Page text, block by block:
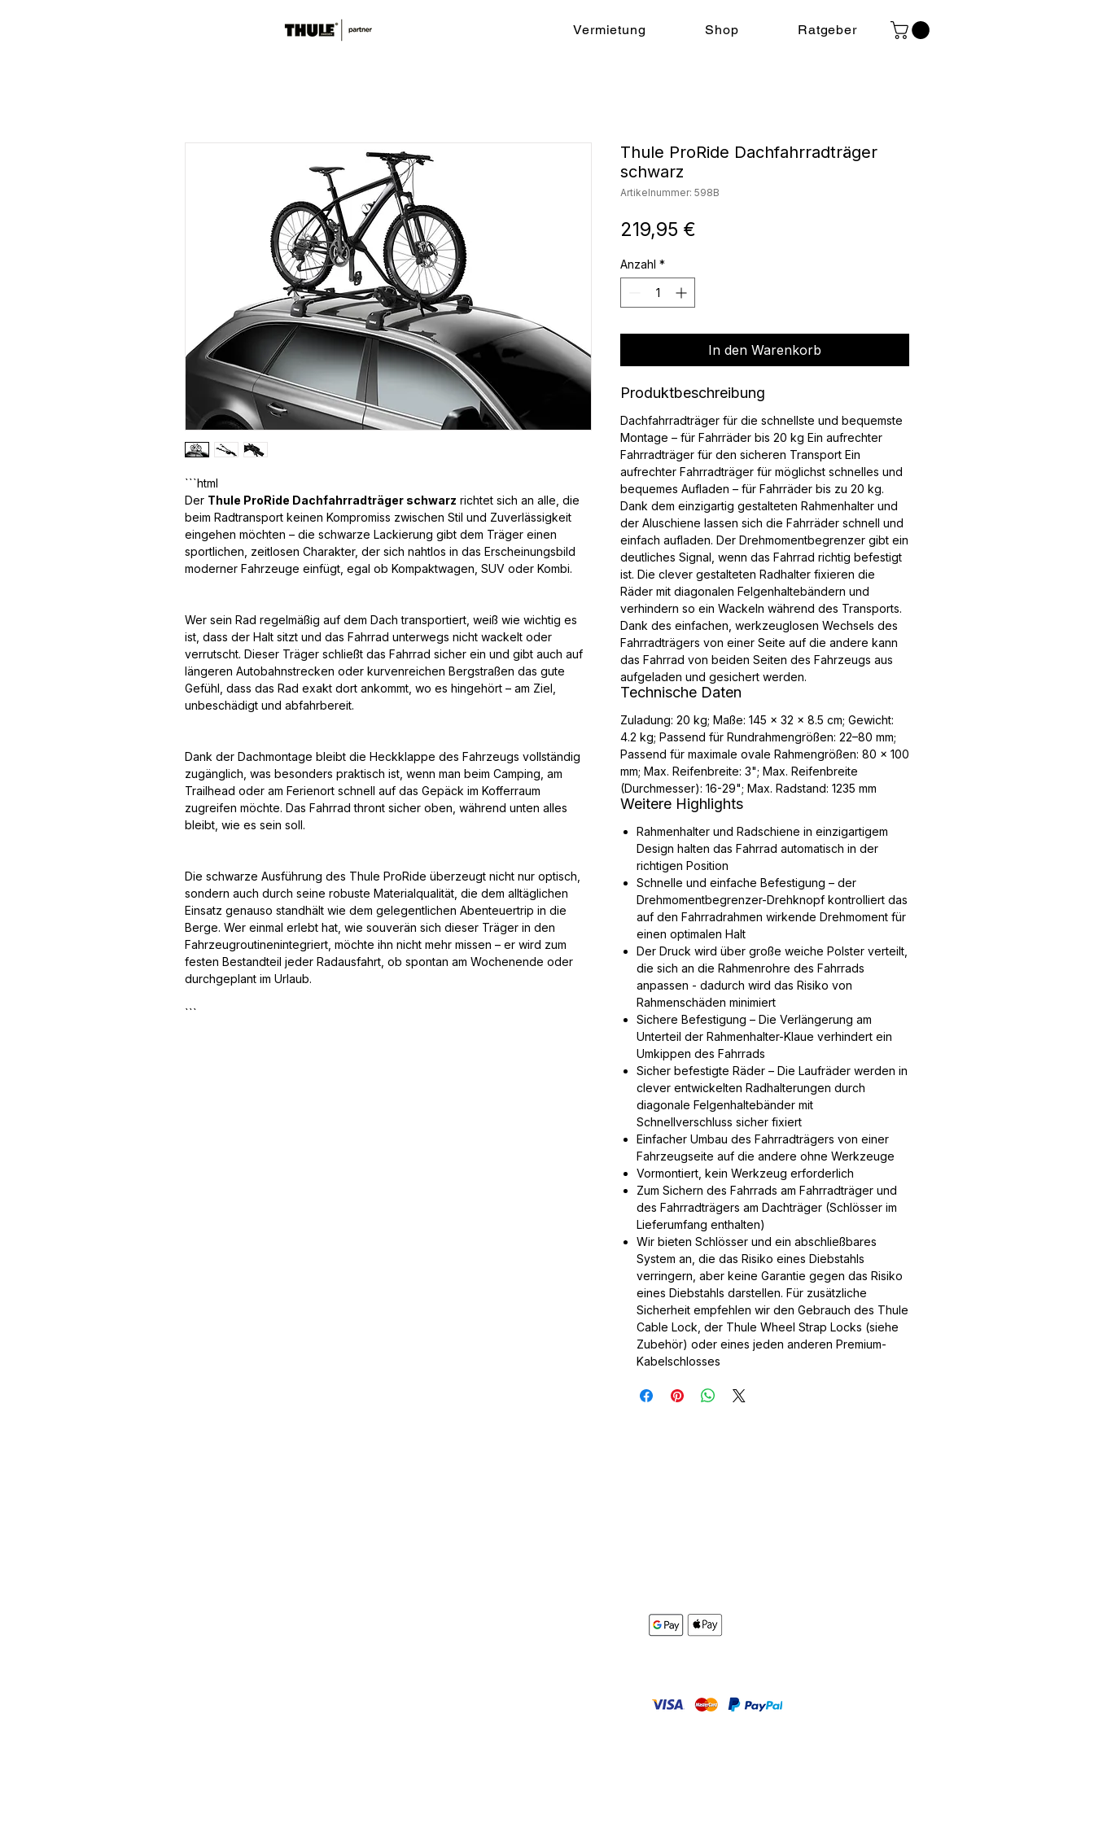
Vermietung Shop Ratgeber
Der Thule ProRide Dachfahrradträger schwarz richtet sich an alle, die
beim Radtransport keinen Kompromiss zwischen Stil und Zuverlässigkeit
eingehen möchten – die schwarze Lackierung gibt dem Träger einen
sportlichen, zeitlosen Charakter, der sich nahtlos in das Erscheinungsbild
moderner Fahrzeuge einfügt, egal ob Kompaktwagen, SUV oder Kombi.
Wer sein Rad regelmäßig auf dem Dach transportiert, weiß wie wichtig es
ist, dass der Halt sitzt und das Fahrrad unterwegs nicht wackelt oder
verrutscht. Dieser Träger schließt das Fahrrad sicher ein und gibt auch auf
längeren Autobahnstrecken oder kurvenreichen Bergstraßen das gute
Gefühl, dass das Rad exakt dort ankommt, wo es hingehört – am Ziel,
unbeschädigt und abfahrbereit.
Dank der Dachmontage bleibt die Heckklappe des Fahrzeugs vollständig
zugänglich, was besonders praktisch ist, wenn man beim Camping, am
Trailhead oder am Ferienort schnell auf das Gepäck im Kofferraum
zugreifen möchte. Das Fahrrad thront sicher oben, während unten alles
bleibt, wie es sein soll.
Die schwarze Ausführung des Thule ProRide überzeugt nicht nur optisch,
sondern auch durch seine robuste Materialqualität, die dem alltäglichen
Einsatz genauso standhält wie dem gelegentlichen Abenteuertrip in die
Berge. Wer einmal erlebt hat, wie souverän sich dieser Träger in den
Fahrzeugroutinenintegriert, möchte ihn nicht mehr missen – er wird zum
festen Bestandteil jeder Radausfahrt, ob spontan am Wochenende oder
durchgeplant im Urlaub.
```
Thule ProRide Dachfahrradträger
schwarz
Artikelnummer: 598B
219,95 €
Anzahl *
In den Warenkorb
Produktbeschreibung
Dachfahrradträger für die schnellste und bequemste
Montage – für Fahrräder bis 20 kg Ein aufrechter
Fahrradträger für den sicheren Transport Ein
aufrechter Fahrradträger für möglichst schnelles und
bequemes Aufladen – für Fahrräder bis zu 20 kg.
Dank dem einzigartig gestalteten Rahmenhalter und
der Aluschiene lassen sich die Fahrräder schnell und
einfach aufladen. Der Drehmomentbegrenzer gibt ein
deutliches Signal, wenn das Fahrrad richtig befestigt
ist. Die clever gestalteten Radhalter fixieren die
Räder mit diagonalen Felgenhaltebändern und
verhindern so ein Wackeln während des Transports.
Dank des einfachen, werkzeuglosen Wechsels des
Fahrradträgers von einer Seite auf die andere kann
das Fahrrad von beiden Seiten des Fahrzeugs aus
aufgeladen und gesichert werden.
Technische Daten
Zuladung: 20 kg; Maße: 145 x 32 x 8.5 cm; Gewicht:
4.2 kg; Passend für Rundrahmengrößen: 22–80 mm;
Passend für maximale ovale Rahmengrößen: 80 x 100
mm; Max. Reifenbreite: 3"; Max. Reifenbreite
(Durchmesser): 16-29"; Max. Radstand: 1235 mm
Weitere Highlights
Rahmenhalter und Radschiene in einzigartigem
Design halten das Fahrrad automatisch in der
richtigen Position
Schnelle und einfache Befestigung – der
Drehmomentbegrenzer-Drehknopf kontrolliert das
auf den Fahrradrahmen wirkende Drehmoment für
einen optimalen Halt
Der Druck wird über große weiche Polster verteilt,
die sich an die Rahmenrohre des Fahrrads
anpassen - dadurch wird das Risiko von
Rahmenschäden minimiert
Sichere Befestigung – Die Verlängerung am
Unterteil der Rahmenhalter-Klaue verhindert ein
Umkippen des Fahrrads
Sicher befestigte Räder – Die Laufräder werden in
clever entwickelten Radhalterungen durch
diagonale Felgenhaltebänder mit
Schnellverschluss sicher fixiert
Einfacher Umbau des Fahrradträgers von einer
Fahrzeugseite auf die andere ohne Werkzeuge
Vormontiert, kein Werkzeug erforderlich
Zum Sichern des Fahrrads am Fahrradträger und
des Fahrradträgers am Dachträger (Schlösser im
Lieferumfang enthalten)
Wir bieten Schlösser und ein abschließbares
System an, die das Risiko eines Diebstahls
verringern, aber keine Garantie gegen das Risiko
eines Diebstahls darstellen. Für zusätzliche
Sicherheit empfehlen wir den Gebrauch des Thule
Cable Lock, der Thule Wheel Strap Locks (siehe
Zubehör) oder eines jeden anderen Premium-
Kabelschlosses